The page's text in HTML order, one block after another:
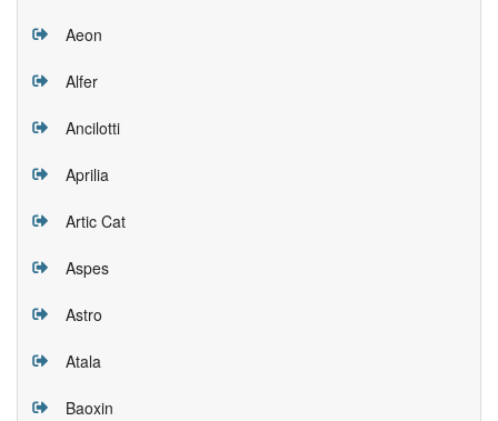
Aeon
Alfer
Ancilotti
Aprilia
Artic Cat
Aspes
Astro
Atala
Baoxin